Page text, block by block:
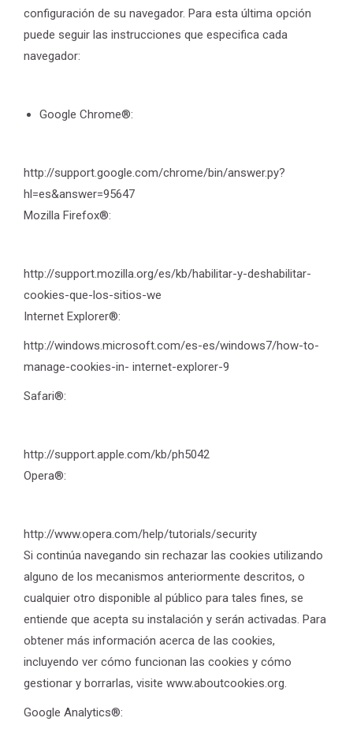
configuración de su navegador. Para esta última opción
puede seguir las instrucciones que especifica cada
navegador:
Google Chrome®:
http://support.google.com/chrome/bin/answer.py?
hl=es&answer=95647
Mozilla Firefox®:
http://support.mozilla.org/es/kb/habilitar-y-deshabilitar-
cookies-que-los-sitios-we
Internet Explorer®:
http://windows.microsoft.com/es-es/windows7/how-to-
manage-cookies-in- internet-explorer-9
Safari®:
http://support.apple.com/kb/ph5042
Opera®:
http://www.opera.com/help/tutorials/security
Si continúa navegando sin rechazar las cookies utilizando
alguno de los mecanismos anteriormente descritos, o
cualquier otro disponible al público para tales fines, se
entiende que acepta su instalación y serán activadas. Para
obtener más información acerca de las cookies,
incluyendo ver cómo funcionan las cookies y cómo
gestionar y borrarlas, visite www.aboutcookies.org.
Google Analytics®: